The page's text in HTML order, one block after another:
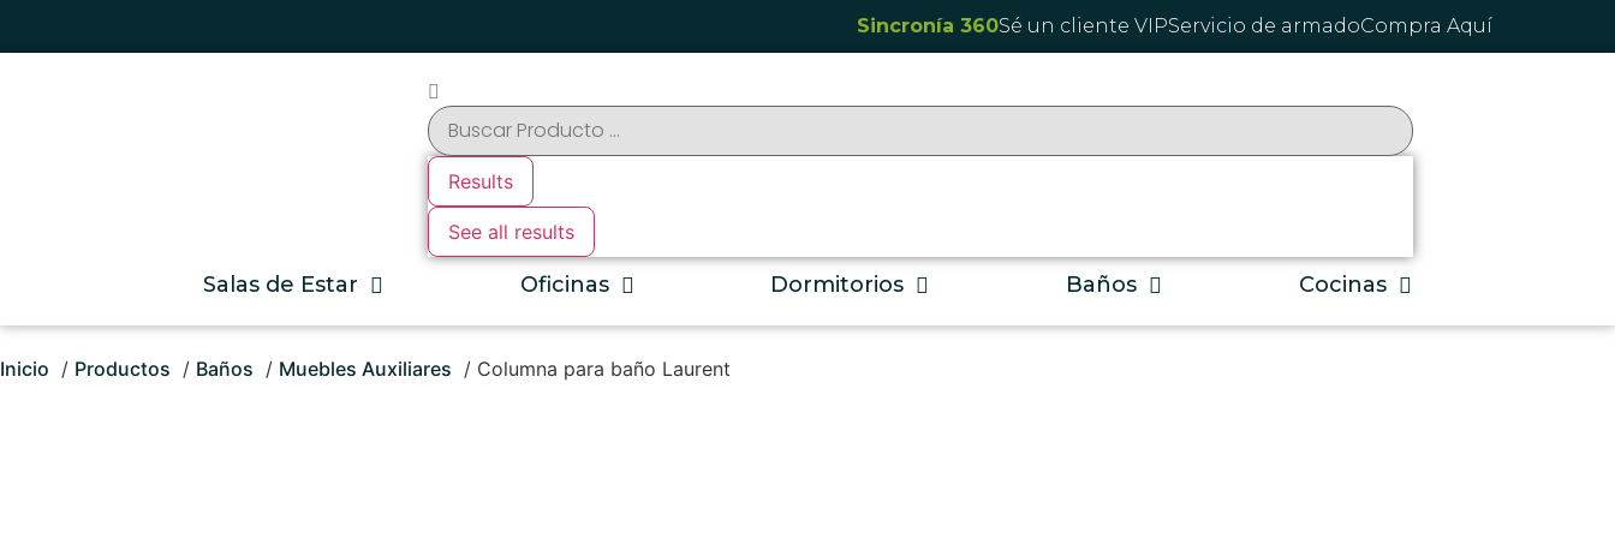
Sincronía 360Sé un cliente VIPServicio de armadoCompra Aquí
Results
See all results
Salas de Estar Oficinas Dormitorios Baños Cocinas
Inicio Productos Baños Muebles Auxiliares Columna para baño Laurent